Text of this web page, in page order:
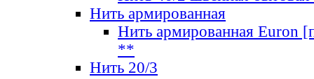
Нить армированная
Нить армированная Euron
**
Нить 20/3